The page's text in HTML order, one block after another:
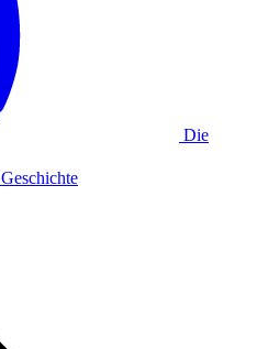
Die
Geschichte